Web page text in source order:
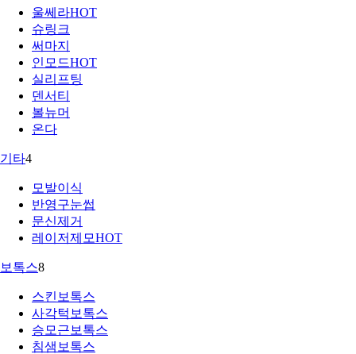
울쎄라HOT
슈링크
써마지
인모드HOT
실리프팅
덴서티
볼뉴머
온다
기타4
모발이식
반영구눈썹
문신제거
레이저제모HOT
보톡스8
스킨보톡스
사각턱보톡스
승모근보톡스
침샘보톡스